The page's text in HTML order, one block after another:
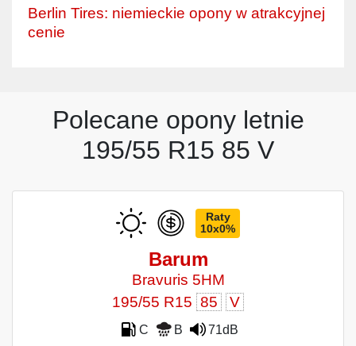
Berlin Tires: niemieckie opony w atrakcyjnej
cenie
Polecane opony letnie
195/55 R15 85 V
Raty
10x0%
Barum
Bravuris 5HM
195/55 R15 85 V
C B
71dB